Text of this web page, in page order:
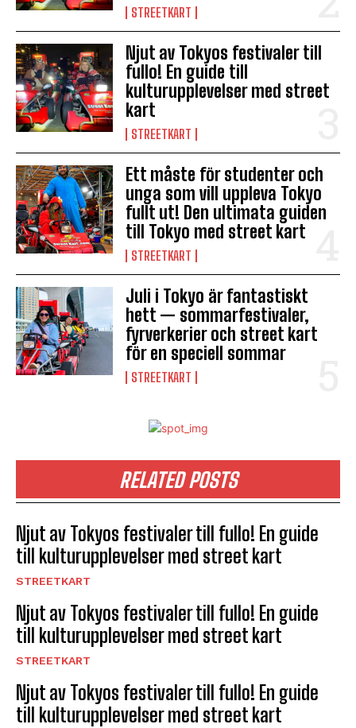
STREETKART
Njut av Tokyos festivaler till
fullo! En guide till
kulturupplevelser med street
kart
STREETKART
Ett måste för studenter och
unga som vill uppleva Tokyo
fullt ut! Den ultimata guiden
till Tokyo med street kart
STREETKART
Juli i Tokyo är fantastiskt
hett — sommarfestivaler,
fyrverkerier och street kart
för en speciell sommar
STREETKART
RELATED POSTS
Njut av Tokyos festivaler till fullo! En guide
till kulturupplevelser med street kart
STREETKART
Njut av Tokyos festivaler till fullo! En guide
till kulturupplevelser med street kart
STREETKART
Njut av Tokyos festivaler till fullo! En guide
till kulturupplevelser med street kart